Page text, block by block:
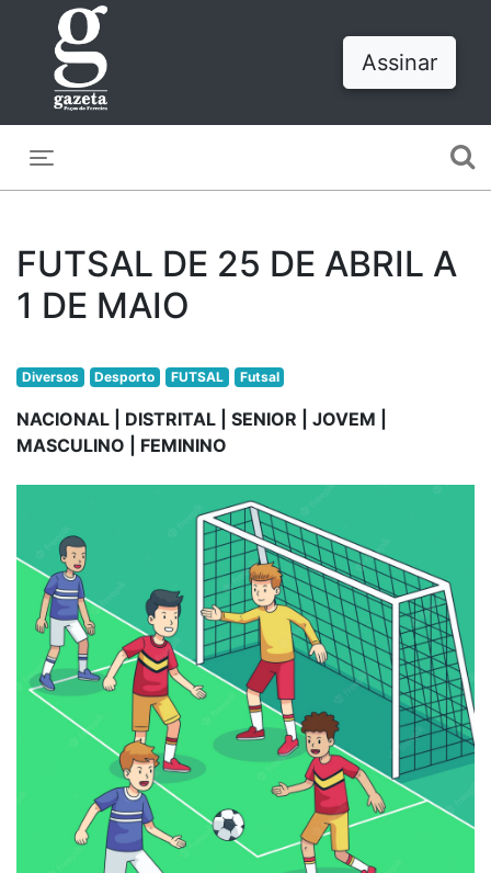
Assinar
FUTSAL DE 25 DE ABRIL A
1 DE MAIO
Diversos Desporto FUTSAL Futsal
NACIONAL | DISTRITAL | SENIOR | JOVEM |
MASCULINO | FEMININO